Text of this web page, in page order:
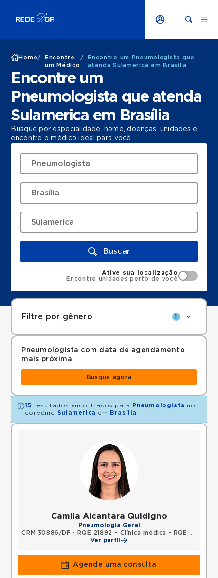
Home/
Encontre
um Médico
/
Encontre um Pneumologista que
atenda Sulamerica em Brasília
Encontre um
Pneumologista que atenda
Sulamerica em Brasília
Busque por especialidade, nome, doenças, unidades e
encontre o médico ideal para você.
Buscar
Ative sua localização
Encontre unidades perto de você
Filtre por gênero 1
Pneumologista com data de agendamento
mais próxima
Busque agora
15 resultados encontrados para Pneumologista no
convênio Sulamerica em Brasília
Camila Alcantara Quidigno
Pneumologia Geral
CRM 30886/DF • RQE 21892 - Clínica médica •
RQE 24580 - Pneumologia
Ver perfil
Agende uma consulta